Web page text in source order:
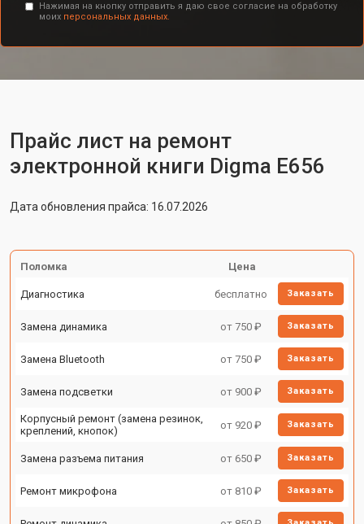
Нажимая на кнопку отправить я даю свое согласие на обработку
моих персональных данных.
Прайс лист на ремонт
электронной книги Digma E656
Дата обновления прайса: 16.07.2026
Поломка Цена
Диагностика бесплатно Заказать
Замена динамика от 750 ₽ Заказать
Замена Bluetooth от 750 ₽ Заказать
Замена подсветки от 900 ₽ Заказать
Корпусный ремонт (замена резинок,
креплений, кнопок)
от 920 ₽ Заказать
Замена разъема питания от 650 ₽ Заказать
Ремонт микрофона от 810 ₽ Заказать